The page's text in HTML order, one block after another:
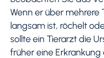
Wenn er über
langsam ist, röchelt
sollte ein Tierarzt die
früher eine